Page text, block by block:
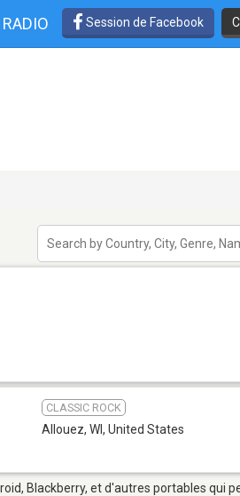
RADIO Session de Facebook
CLASSIC ROCK
Allouez, WI, United States
Blackberry, et d'autres portables qui